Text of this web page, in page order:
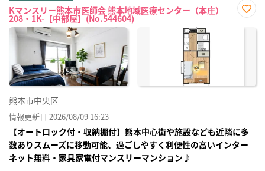
Kマンスリー熊本市医師会 熊本地域医療センター（本庄）
208・1K-【中部屋】(No.544604)
に入
熊本市中央区
情報更新日 2026/08/09 16:23
【オートロック付・収納棚付】熊本中心街や施設なども近隣に多
数ありスムーズに移動可能、過ごしやすく利便性の高いインター
ネット無料・家具家電付マンスリーマンション♪